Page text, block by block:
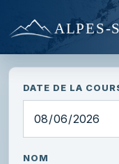
ALPES-
DATE DE LA
NOM